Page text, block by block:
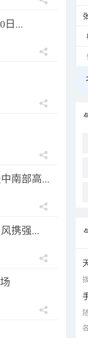
日...
南部高...
携强...